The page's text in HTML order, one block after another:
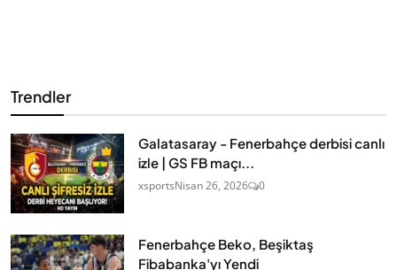
Trendler
Galatasaray - Fenerbahçe derbisi canlı
izle | GS FB maçı...
xsportsNisan 26, 2026 0
Fenerbahçe Beko, Beşiktaş
Fibabanka'yı Yendi